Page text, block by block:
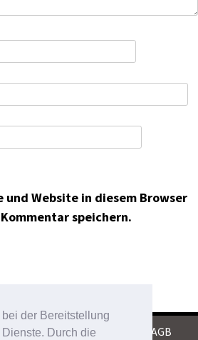
der Bereitstellung
Durch die
und Website in diesem Browser
speichern.
|DATENSCHUTZ AGB